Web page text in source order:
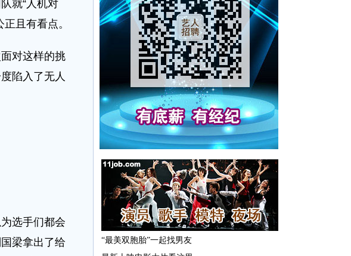
就“人机对
且有看点。
对这样的挑
陷入了无人
选手们都会
梁拿出了给